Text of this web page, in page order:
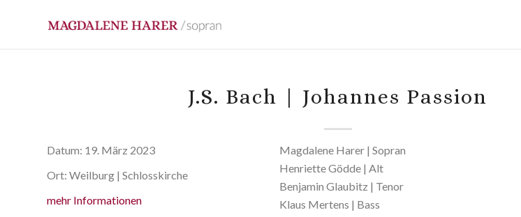
J.S. Bach | Johannes Passion
Datum: 19. März 2023
Ort: Weilburg | Schlosskirche
mehr Informationen
Magdalene Harer | Sopran
Henriette Gödde | Alt
Benjamin Glaubitz | Tenor
Klaus Mertens | Bass